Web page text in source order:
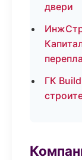
двери
ГК